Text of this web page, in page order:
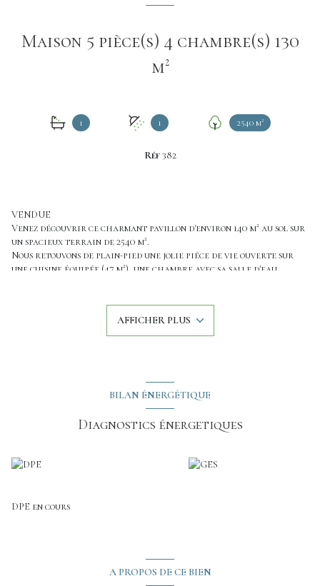
Maison 5 pièce(s) 4 chambre(s) 130
m²
1 1 2540 m²
Réf382
VENDUE
Venez découvrir ce charmant pavillon d'environ 140 m² au sol sur
un spacieux terrain de 2540 m².
Nous retouvons de plain-pied une jolie pièce de vie ouverte sur
une cuisine équipée (47 m²), une chambre avec sa salle d'eau
De nombreux travaux ont été réalisés récemment, tels que
l'ensemble des menuiseries, les volets, la cuisine équipée, les sols,
La visite virtuelle de ce bien est disponible sur demande.
AFFICHER PLUS
BILAN ÉNERGÉTIQUE
Diagnostics énergetiques
DPE en cours
A PROPOS DE CE BIEN